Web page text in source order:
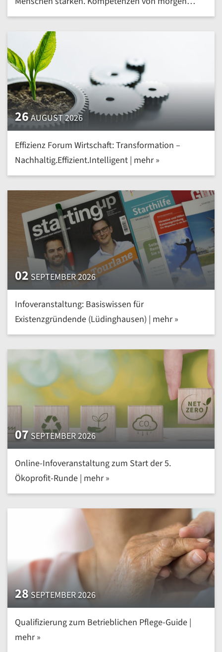
heute entwickeln | mehr »
26AUGUST 2026
Effizienz Forum Wirtschaft: Transformation –
Nachhaltig.Effizient.Intelligent | mehr »
02 SEPTEMBER 2026
Infoveranstaltung: Basiswissen für
Existenzgründende (Lüdinghausen) | mehr »
07SEPTEMBER 2026
Online-Infoveranstaltung zum Start der 5.
Ökoprofit-Runde | mehr »
28SEPTEMBER 2026
Qualifizierung zum Betrieblichen Pflege-Guide |
mehr »